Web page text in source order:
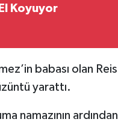
Koyuyor
babası olan Reis
yarattı.
namazının ardından